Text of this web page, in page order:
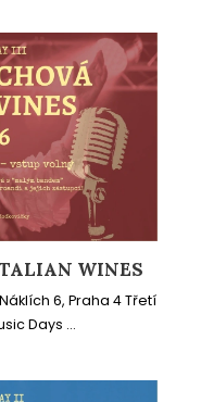
WINES
6, Praha 4 Třetí
Days ...